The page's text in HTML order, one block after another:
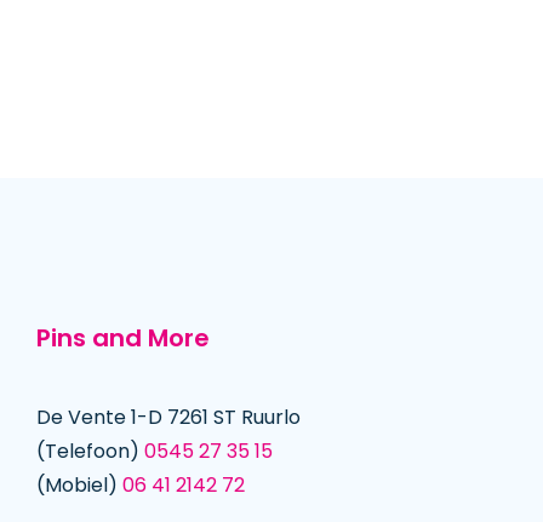
Pins and More
De Vente 1-D 7261 ST Ruurlo
(Telefoon) 0545 27 35 15
(Mobiel) 06 41 2142 72